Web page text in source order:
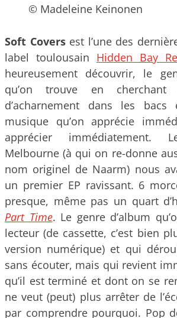
© Madeleine Keinonen
Soft Coversest l’une des
label toulousain Hidden Bay
heureusement découvrir, le
qu’on trouve en
d’acharnement dans les
musique qu’on apprécie
apprécier immédiatement.
Melbourne (à qui on re-donne
nom originel de Naarm) nous
un premier EP ravissant. 6
presque, même pas un quart
Part Time. Le genre d’album
lecteur (de cassette, c’est bien
version numérique) et qui
sans écouter, mais qui revient
qu’il est terminé et dont on se
ne veut (peut) plus arrêter de
par comprendre pourquoi. Pop